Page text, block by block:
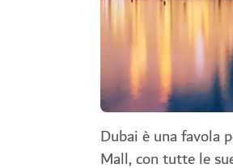
Dubai è una favola
Mall, con tutte le